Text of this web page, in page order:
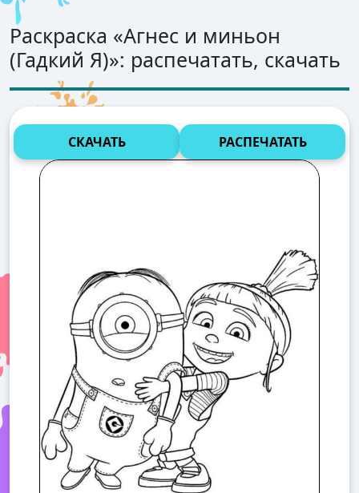
Раскраска «Агнес и миньон
(Гадкий Я)»: распечатать, скачать
СКАЧАТЬ РАСПЕЧАТАТЬ